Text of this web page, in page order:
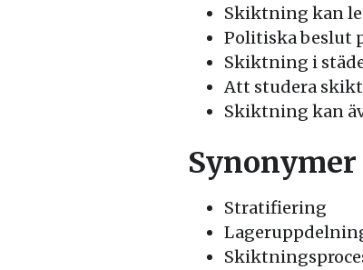
Skiktning kan
Politiska beslut
Skiktning i
Att studera
Skiktning kan
Synonymer
Stratifiering